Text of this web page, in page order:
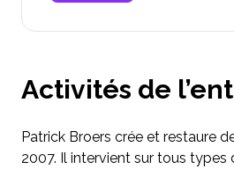
Activités de
Patrick Broers crée et restaure
2007. Il intervient sur tous types